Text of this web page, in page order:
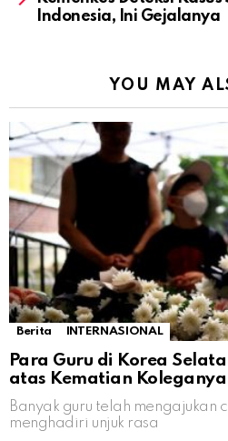
Indonesia, Ini Gejalanya
YOU MAY
Berita INTERNASIONAL
Para Guru di Korea
atas Kematian
Banyak guru telah mengajukan
menghadiri unjuk rasa